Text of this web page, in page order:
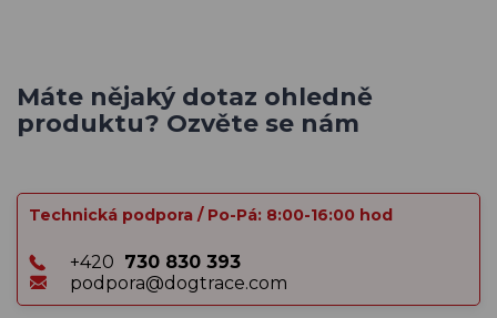
Máte nějaký dotaz ohledně
produktu? Ozvěte se nám
Technická podpora / Po-Pá: 8:00-16:00 hod
+420 730 830 393
podpora@dogtrace.com